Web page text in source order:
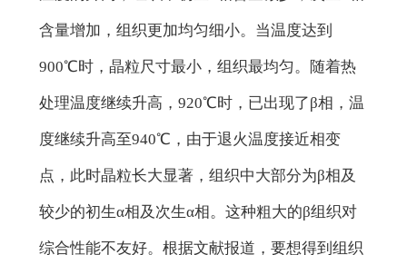
含量增加，组织更加均匀细小。当温度达到
900℃时，晶粒尺寸最小，组织最均匀。随着热
处理温度继续升高，920℃时，已出现了β相，温
度继续升高至940℃，由于退火温度接近相变
点，此时晶粒长大显著，组织中大部分为β相及
较少的初生α相及次生α相。这种粗大的β组织对
综合性能不友好。根据文献报道，要想得到组织